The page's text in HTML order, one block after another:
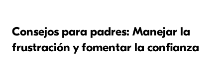
Consejos para padres: Manejar la
frustración y fomentar la confianza